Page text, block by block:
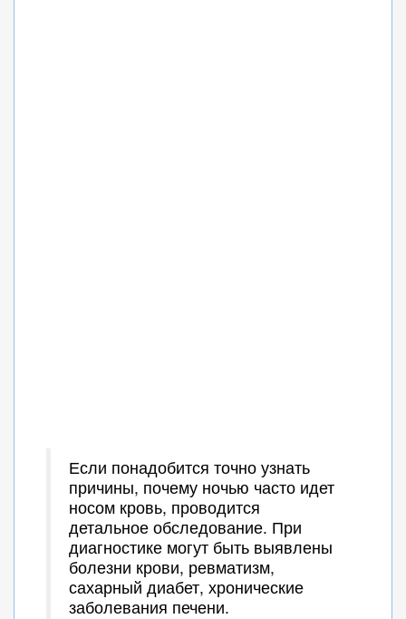
Если понадобится точно узнать
причины, почему ночью часто идет
носом кровь, проводится
детальное обследование. При
диагностике могут быть выявлены
болезни крови, ревматизм,
сахарный диабет, хронические
заболевания печени.